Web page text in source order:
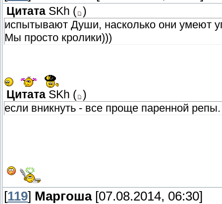
Цитата SKh ( )
испытывают Души, насколько они умеют
Мы просто кролики)))
Цитата SKh ( )
если вникнуть - все проще паренной репы.
[119] Маргоша[07.08.2014, 06:30]